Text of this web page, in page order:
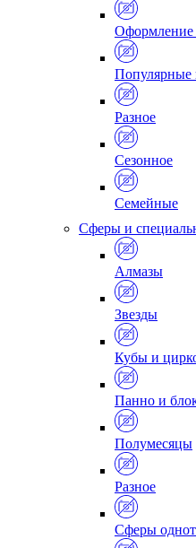
Оформление
Популярные
Разное
Сезонное
Семейные
Сферы и
Алмазы
Звезды
Кубы и
Панно и
Полумесяцы
Разное
Сферы